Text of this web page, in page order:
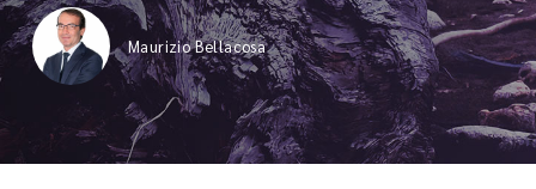
Maurizio Bellacosa